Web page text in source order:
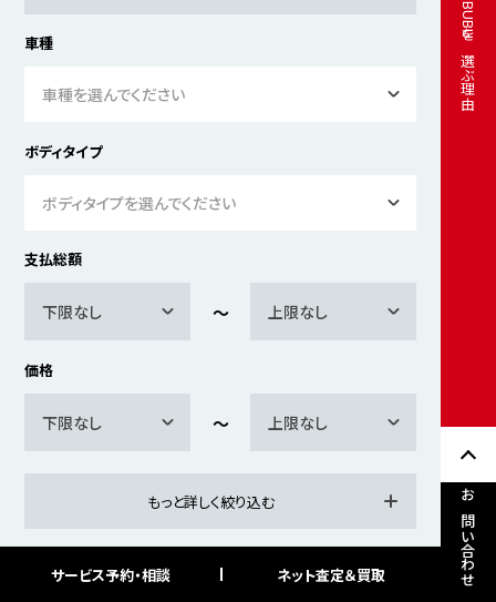
BUBUを選ぶ理由
お問い合わせ
車種
車種を選んでください
ボディタイプ
ボディタイプを選んでください
支払総額
下限なし 上限なし
価格
下限なし 上限なし
もっと詳しく絞り込む
検索
サービス予約・相談 ネット査定＆買取